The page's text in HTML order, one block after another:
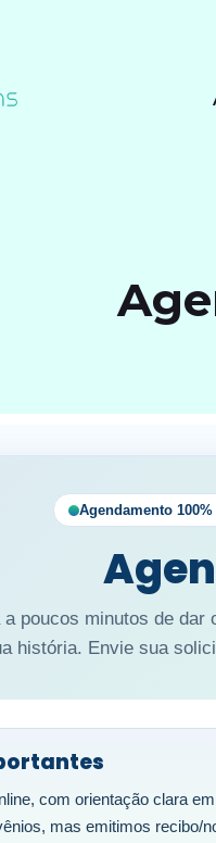
Agendamento
a poucos minutos de dar
história. Envie sua
com orientação clara
mas emitimos recibo/